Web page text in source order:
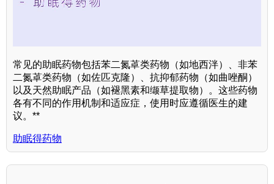
常见的助眠药物包括苯二氮䓬类药物（如地西泮）、非苯
二氮䓬类药物（如佐匹克隆）、抗抑郁药物（如曲唑酮）
以及天然助眠产品（如褪黑素和缬草提取物）。这些药物
各有不同的作用机制和适应症，使用时应遵循医生的建
议。**
助眠得药物